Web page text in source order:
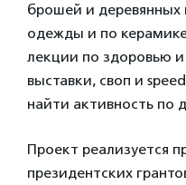
брошей и деревянных
одежды и по
лекции по здоровью и
выставки, своп и
найти активность по
Проект реализуется
президентских